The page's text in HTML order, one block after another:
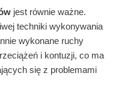
jest równie ważne.
techniki wykonywania
wykonane ruchy
i kontuzji, co ma
się z problemami